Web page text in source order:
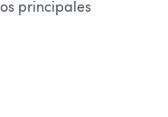
principales